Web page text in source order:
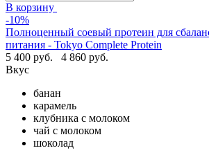
В корзину
-10%
Полноценный соевый протеин для
питания - Tokyo Complete Protein
5 400 руб.
4 860 руб.
Вкус
банан
карамель
клубника с молоком
чай с молоком
шоколад